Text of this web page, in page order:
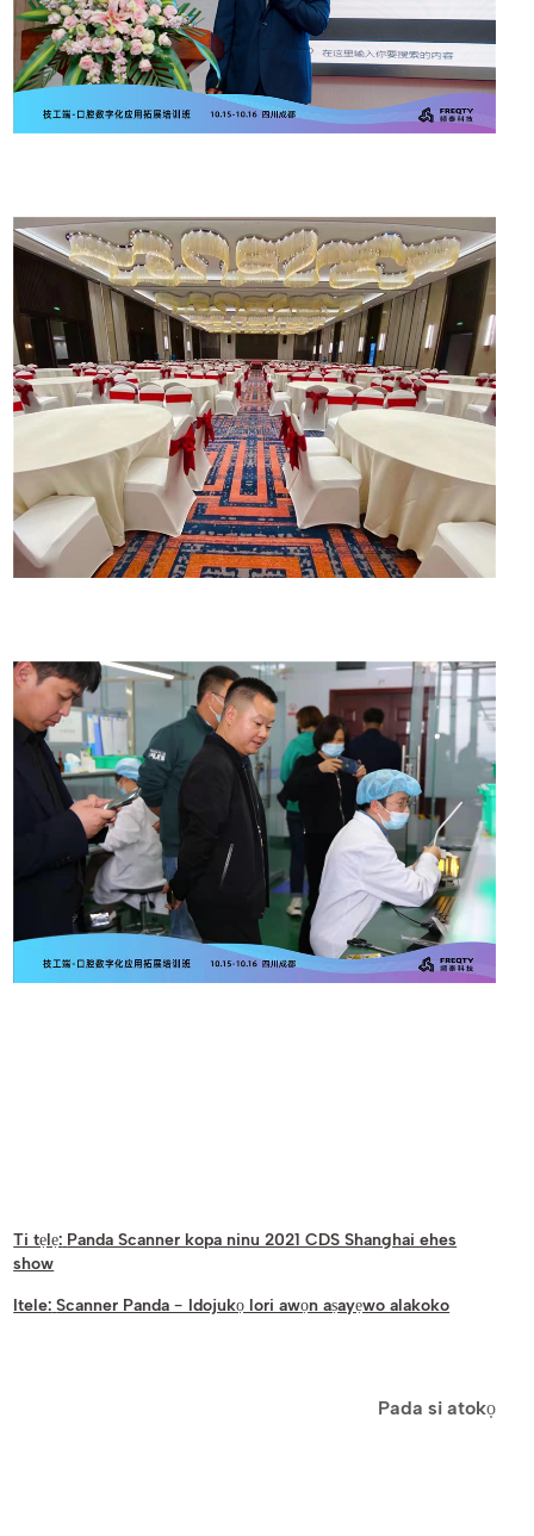
Ti tẹlẹ: Panda Scanner kopa ninu 2021 CDS Shanghai ehes
show
Itele: Scanner Panda - Idojukọ lori awọn aṣayẹwo alakoko
Pada si atokọ